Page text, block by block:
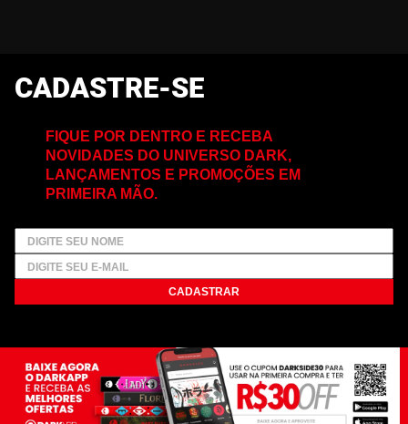
CADASTRE-SE
FIQUE POR DENTRO E RECEBA
NOVIDADES DO UNIVERSO DARK,
LANÇAMENTOS E PROMOÇÕES EM
PRIMEIRA MÃO.
CADASTRAR